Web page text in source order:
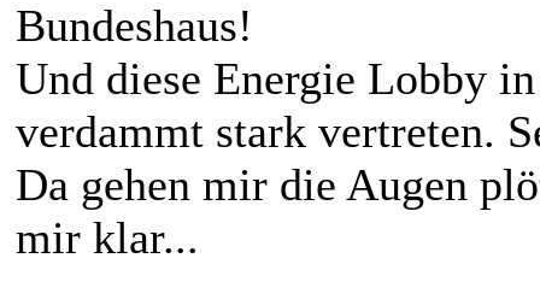
Bundeshaus!
Und diese Energie Lobby
verdammt stark vertreten.
Da gehen mir die Augen
mir klar...